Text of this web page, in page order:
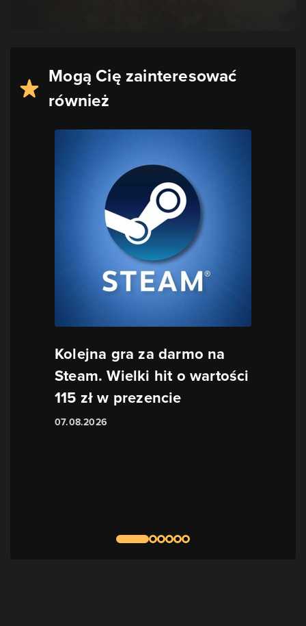
Mogą Cię zainteresować
również
Kolejna gra za darmo na
Steam. Wielki hit o wartości
115 zł w prezencie
07.08.2026